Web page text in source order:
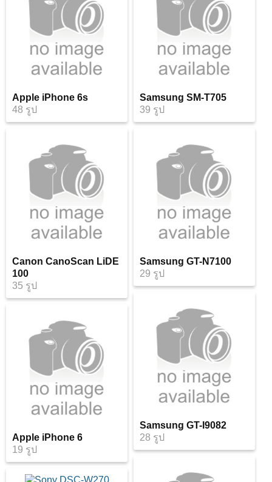
Apple iPhone 6s
48 รูป
Samsung SM-T705
39 รูป
Canon CanoScan LiDE
100
35 รูป
Samsung GT-N7100
29 รูป
Samsung GT-I9082
28 รูป
Apple iPhone 6
19 รูป